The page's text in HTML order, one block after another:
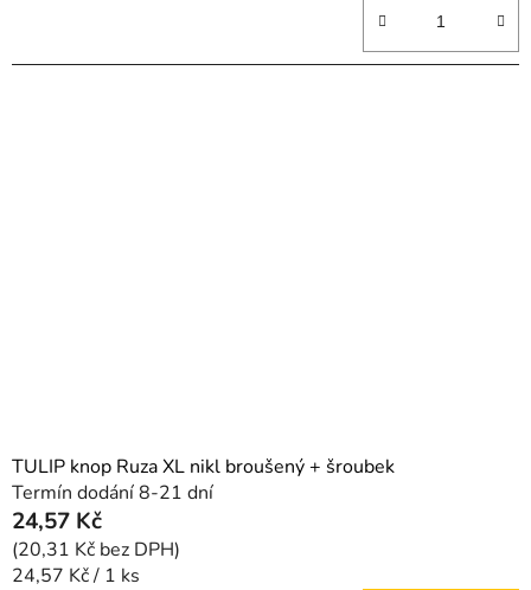
TULIP knop Ruza XL nikl broušený + šroubek
Termín dodání 8-21 dní
24,57 Kč
(20,31 Kč bez DPH)
Měrná
24,57 Kč / 1 ks